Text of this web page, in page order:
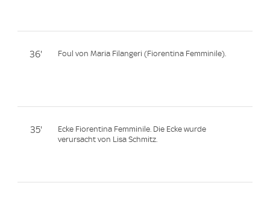
36' Foul von Maria Filangeri (Fiorentina Femminile).
35'
Ecke Fiorentina Femminile. Die Ecke wurde
verursacht von Lisa Schmitz.